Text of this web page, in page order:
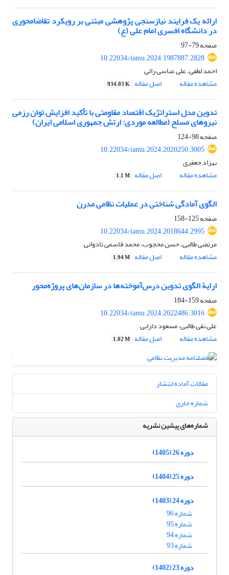
ارائه یک فرایند نیازسنجی پژوهشی مبتنی بر رویکرد تقاضامحوری
در دانشگاه افسری امام علی (ع)‏
صفحه79-97
10.22034/iamu.2024.1987887.2828
احمد لطفی، علی عباسی رائی
مشاهده مقاله
اصل مقاله 934.03 K
تدوین مدل استراتژیک اقتصاد مقاومتی با تأکید افزایش توان رزمی
نیروهای مسلح (مطالعه موردی: ارتش جمهوری اسلامی ایران)
صفحه98-124
10.22034/iamu.2024.2020250.3005
بهزاد جعفری
مشاهده مقاله
اصل مقاله 1.1 M
الگوی آمادگی شناختی در عملیات نظامی مدرن
صفحه125-158
10.22034/iamu.2024.2018644.2995
مرتضی طالبی، حسن محجوب، محمد قاسمی تادوانی
مشاهده مقاله
اصل مقاله 1.94 M
ارایة الگوی تدوین درس‌آموخته‌ها در سازمان‌های پروژه‌محور
صفحه159-184
10.22034/iamu.2024.2022486.3016
علی نقی طالبی، مسعود دارابی
مشاهده مقاله
اصل مقاله 1.02 M
مقالات آماده انتشار
شماره جاری
شماره‌های پیشین نشریه
دوره 26 (1405)
دوره 25 (1404)
دوره 24 (1403)
شماره 96
شماره 95
شماره 94
شماره 93
دوره 23 (1402)